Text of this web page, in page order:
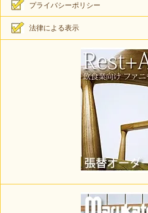
プライバシーポリシー
法律による表示